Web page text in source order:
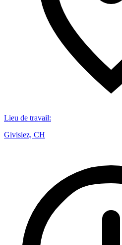
Lieu de travail:
Givisiez, CH